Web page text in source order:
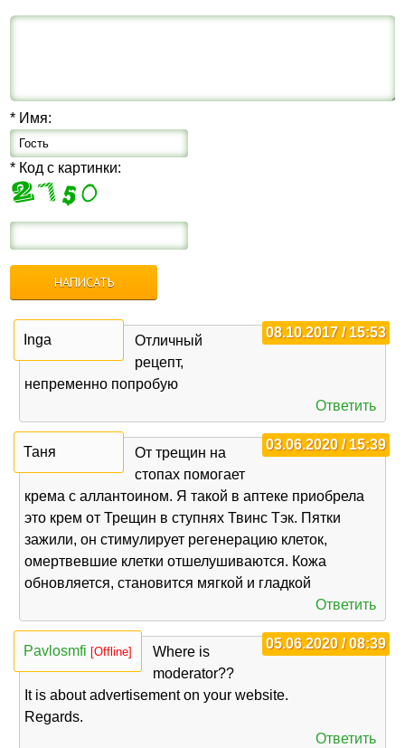
* Имя:
* Код с картинки:
08.10.2017 / 15:53
Inga
Отличный
рецепт,
непременно попробую
Ответить
03.06.2020 / 15:39
Таня
От трещин на
стопах помогает
крема с аллантоином. Я такой в аптеке приобрела
это крем от Трещин в ступнях Твинс Тэк. Пятки
зажили, он стимулирует регенерацию клеток,
омертвевшие клетки отшелушиваются. Кожа
обновляется, становится мягкой и гладкой
Ответить
05.06.2020 / 08:39
Pavlosmfi [Offline]
Where is
moderator??
It is about advertisement on your website.
Regards.
Ответить